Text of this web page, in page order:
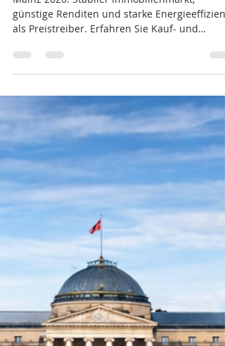
Immobilienmarktbericht
Mainz 2026 -
Immobilienmarkt Mainz:
Preise, Trends, Chancen
Mainz 2026: Stabiler Immobilienmarkt,
günstige Renditen und starke Energieeffizienz
als Preistreiber. Erfahren Sie Kauf- und
Mietpreise, Toplagen und Trends.